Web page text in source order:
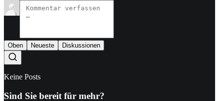
Oben Neueste Diskussionen
Keine Posts
Sind Sie bereit für mehr?